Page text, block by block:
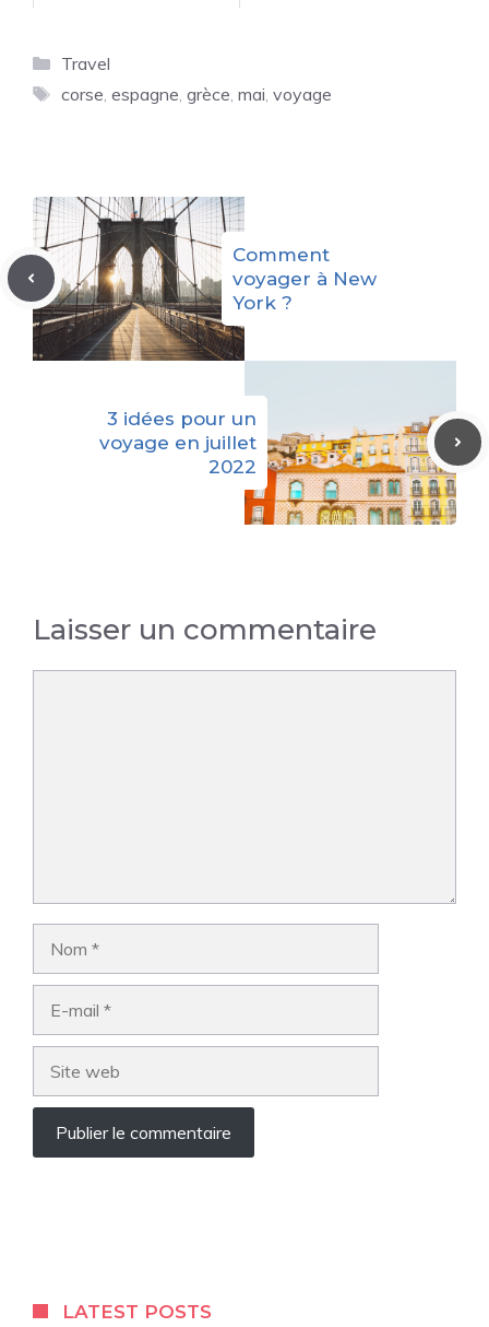
Catégories
Travel
Étiquettes
corse espagne grèce mai voyage
Comment
voyager à New
York ?
3 idées pour un
voyage en juillet
2022
Laisser un commentaire
LATEST POSTS